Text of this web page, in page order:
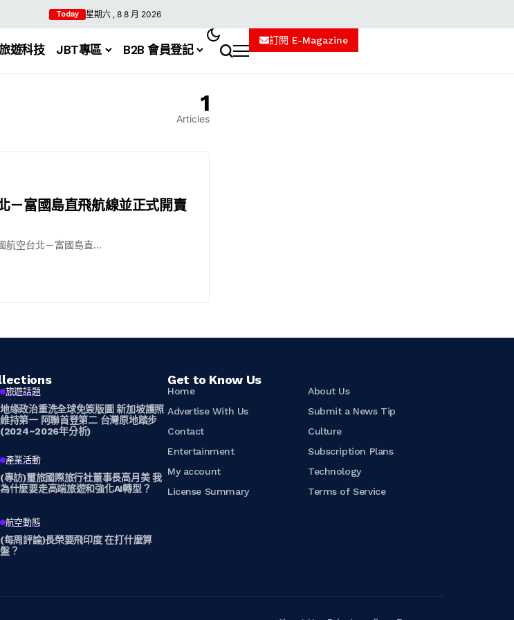
Today 星期六 , 8 8 月 2026
遊科技 JBT專區 B2B 會員登記
訂閱 E-Magazine
1
Articles
－富國島直飛航線並正式開賣
航空台北－富國島直...
旅遊話題
地缘政治重洗全球免簽版圖 新加坡護照
維持第一 阿聯首登第二 台灣原地踏步
(2024~2026年分析)
產業活動
(專訪)璽旅國際旅行社董事長高月美 我
為什麼要走高端旅遊和強化AI轉型？
航空動態
(每周評論)長榮要飛印度 在打什麼算
盤？
Get to Know Us
Home
About Us
Advertise With Us
Submit a News Tip
Contact
Culture
Entertainment
Subscription Plans
My account
Technology
License Summary
Terms of Service